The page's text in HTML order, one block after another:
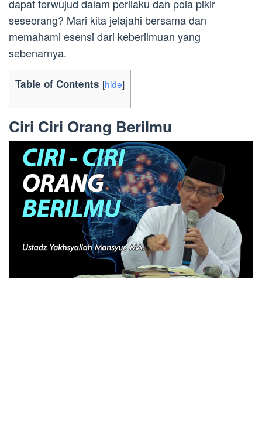
dapat terwujud dalam perilaku dan pola pikir
seseorang? Mari kita jelajahi bersama dan
memahami esensi dari keberilmuan yang
sebenarnya.
Table of Contents [hide]
Ciri Ciri Orang Berilmu